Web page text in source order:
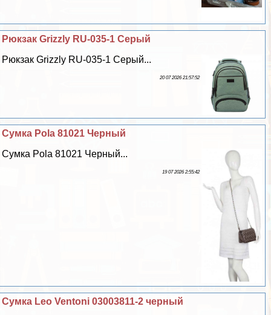
Рюкзак Grizzly RU-035-1 Серый
Рюкзак Grizzly RU-035-1 Серый...
20 07 2026 21:57:52
Сумка Pola 81021 Черный
Сумка Pola 81021 Черный...
19 07 2026 2:55:42
Сумка Leo Ventoni 03003811-2 черный